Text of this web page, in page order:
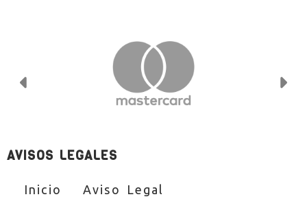
AVISOS LEGALES
Inicio Aviso Legal